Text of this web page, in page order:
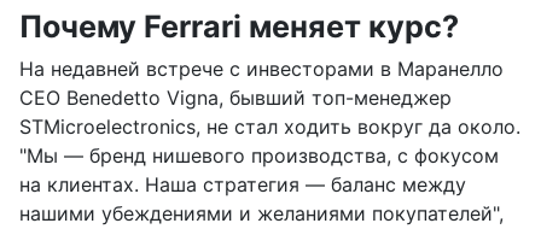
Почему Ferrari меняет курс?
На недавней встрече с инвесторами в Маранелло
CEO Benedetto Vigna, бывший топ-менеджер
STMicroelectronics, не стал ходить вокруг да около.
"Мы — бренд нишевого производства, с фокусом
на клиентах. Наша стратегия — баланс между
нашими убеждениями и желаниями покупателей",